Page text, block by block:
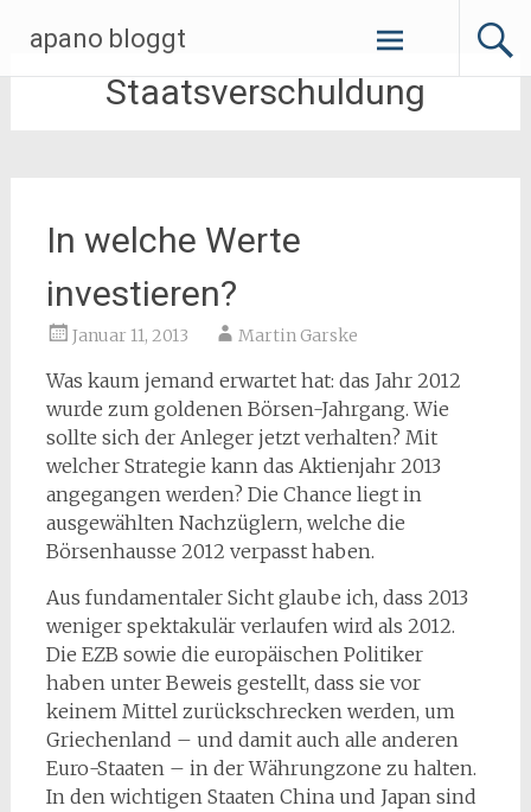
Inhalt
springen
apano bloggt
Staatsverschuldung
In welche Werte
investieren?
Januar 11, 2013 Martin Garske
Was kaum jemand erwartet hat: das Jahr 2012
wurde zum goldenen Börsen-Jahrgang. Wie
sollte sich der Anleger jetzt verhalten? Mit
welcher Strategie kann das Aktienjahr 2013
angegangen werden? Die Chance liegt in
ausgewählten Nachzüglern, welche die
Börsenhausse 2012 verpasst haben.
Aus fundamentaler Sicht glaube ich, dass 2013
weniger spektakulär verlaufen wird als 2012.
Die EZB sowie die europäischen Politiker
haben unter Beweis gestellt, dass sie vor
keinem Mittel zurückschrecken werden, um
Griechenland – und damit auch alle anderen
Euro-Staaten – in der Währungzone zu halten.
In den wichtigen Staaten China und Japan sind